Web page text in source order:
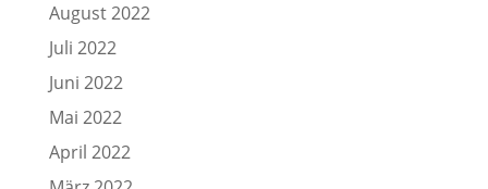
August 2022
Juli 2022
Juni 2022
Mai 2022
April 2022